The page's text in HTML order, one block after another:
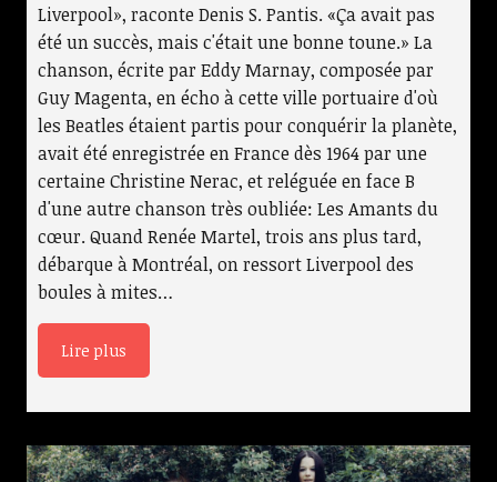
Liverpool», raconte Denis S. Pantis. «Ça avait pas
été un succès, mais c'était une bonne toune.» La
chanson, écrite par Eddy Marnay, composée par
Guy Magenta, en écho à cette ville portuaire d'où
les Beatles étaient partis pour conquérir la planète,
avait été enregistrée en France dès 1964 par une
certaine Christine Nerac, et reléguée en face B
d'une autre chanson très oubliée: Les Amants du
cœur. Quand Renée Martel, trois ans plus tard,
débarque à Montréal, on ressort Liverpool des
boules à mites…
Lire plus